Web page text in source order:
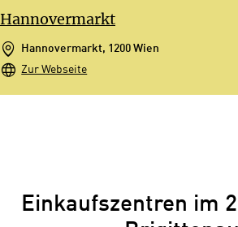
Hannovermarkt
Hannovermarkt, 1200 Wien
Zur Webseite
Einkaufszentren im